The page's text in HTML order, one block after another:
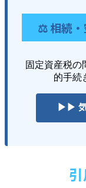
⚖️ 相続・
固定資産税の
的手続
▶▶ 気